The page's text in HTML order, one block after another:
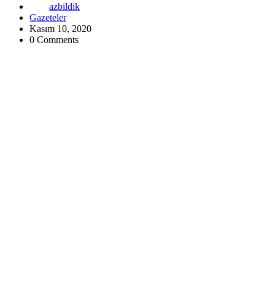
azbildik
Gazeteler
Kasım 10, 2020
0 Comments